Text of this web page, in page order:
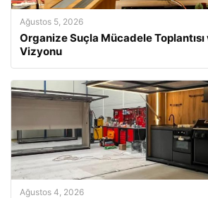
Ağustos 5, 2026
Organize Suçla Mücadele
Vizyonu
Ağustos 4, 2026